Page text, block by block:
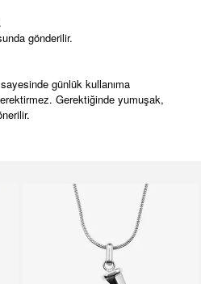
gönderilir.
günlük kullanıma
Gerektiğinde yumuşak,